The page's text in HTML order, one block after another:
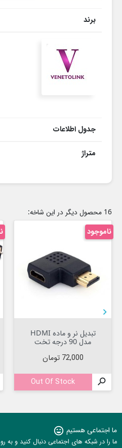
برند
جدول اطلاعات
متراژ
16 محصول دیگر در این شاخه:
تبدیل نر و ماده HDMI
مدل 90 درجه تخت
قیمت
72,000 تومان

Out Of Stock
ناموجود

ما اجتماعی هستیم sentiment_very_satisfied
ما را در شبکه های اجتماعی دنبال کنید و به